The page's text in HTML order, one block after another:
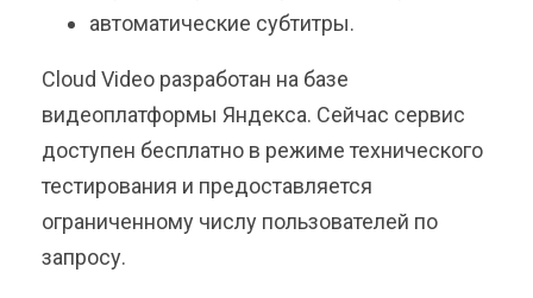
автоматические субтитры.
Cloud Video разработан на базе
видеоплатформы Яндекса. Сейчас сервис
доступен бесплатно в режиме технического
тестирования и предоставляется
ограниченному числу пользователей по
запросу.